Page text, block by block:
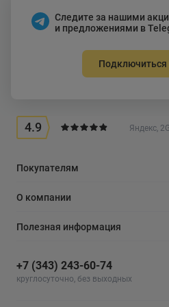
Следите за нашими
и предложениями в
Подключиться
4.9 Яндекс,
Покупателям
О компании
Полезная информация
+7 (343) 243-60-74
круглосуточно, без выходных